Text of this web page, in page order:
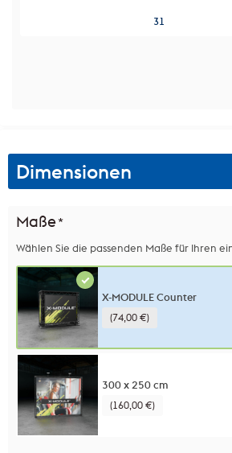
31
Dimensionen
Maße*
Wählen Sie die passenden Maße für Ihren
X-MODULE Counter
(74,00 €)
300 x 250 cm
(160,00 €)